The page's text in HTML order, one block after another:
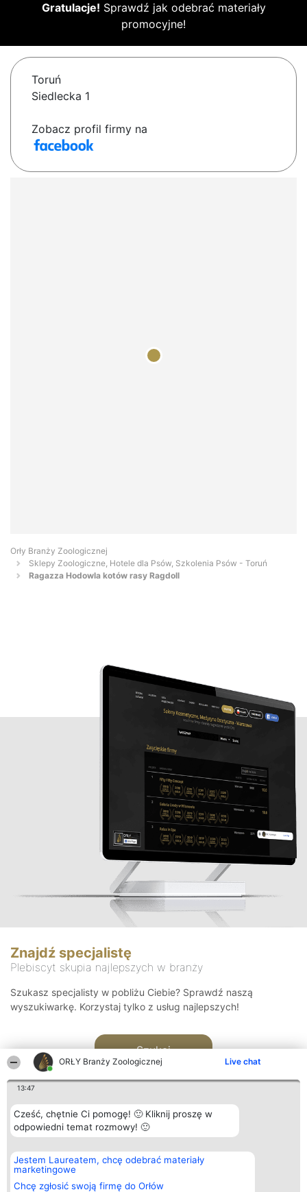
ORŁY Branży Zoologicznej Live chat
13:47
Cześć, chętnie Ci pomogę! 🙂 Kliknij proszę w
odpowiedni temat rozmowy! 🙂
Jestem Laureatem, chcę odebrać materiały
marketingowe
Chcę zgłosić swoją firmę do Orłów
Gratulacje! Sprawdź jak odebrać materiały
promocyjne!
Toruń
Siedlecka 1
Zobacz profil firmy na
Orły Branży Zoologicznej
Sklepy Zoologiczne, Hotele dla Psów, Szkolenia Psów - Toruń
Ragazza Hodowla kotów rasy Ragdoll
Znajdź specjalistę
Plebiscyt skupia najlepszych w branży
Szukasz specjalisty w pobliżu Ciebie? Sprawdź naszą
wyszukiwarkę. Korzystaj tylko z usług najlepszych!
Szukaj
Organizator plebiscytu
Bright Side Solutions sp. z o.
o. sp. k.
ul. Ruska 22
Plebiscyt
Laureaci
wszystkich
Kontakt
Kontakt